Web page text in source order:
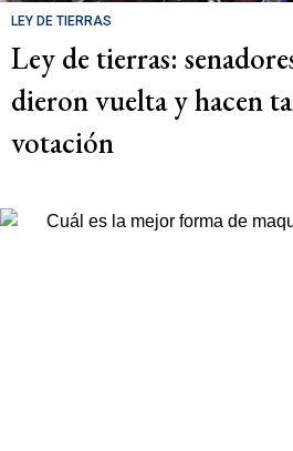
LEY DE TIERRAS
Ley de tierras:
dieron vuelta y hacen
votación